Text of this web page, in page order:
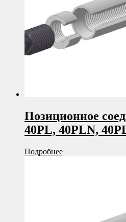
Позиционное
40PL, 40PLN,
Подробнее